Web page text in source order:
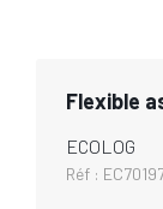
Flexible
ECOLOG
Réf :